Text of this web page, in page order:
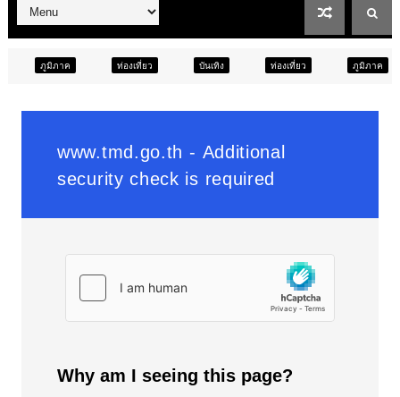
ท่องเที่ยว บันเทิง ท่องเที่ยว ภูมิภาค สังคม